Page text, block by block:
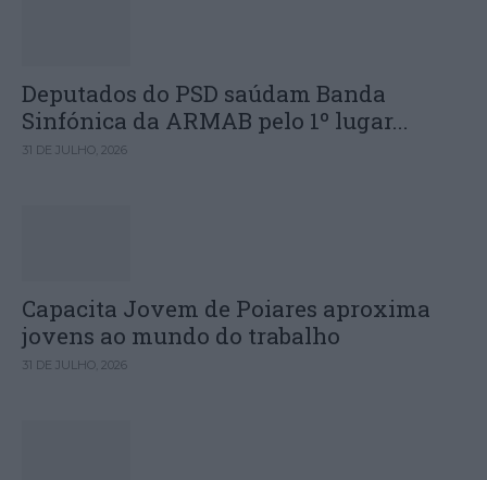
Deputados do PSD saúdam Banda
Sinfónica da ARMAB pelo 1º lugar...
31 DE JULHO, 2026
Capacita Jovem de Poiares aproxima
jovens ao mundo do trabalho
31 DE JULHO, 2026